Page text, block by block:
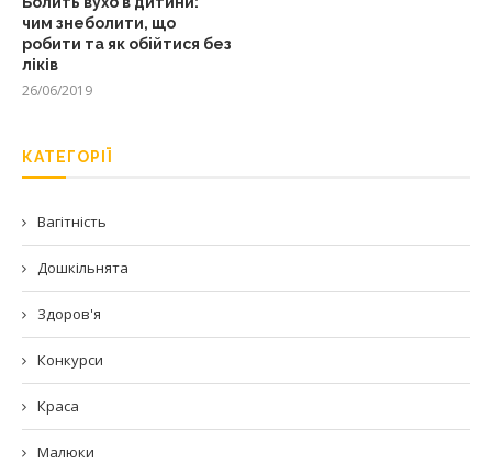
чим знеболити, що
робити та як обійтися без
ліків
26/06/2019
КАТЕГОРІЇ
Вагітність
Дошкільнята
Здоров'я
Конкурси
Краса
Малюки